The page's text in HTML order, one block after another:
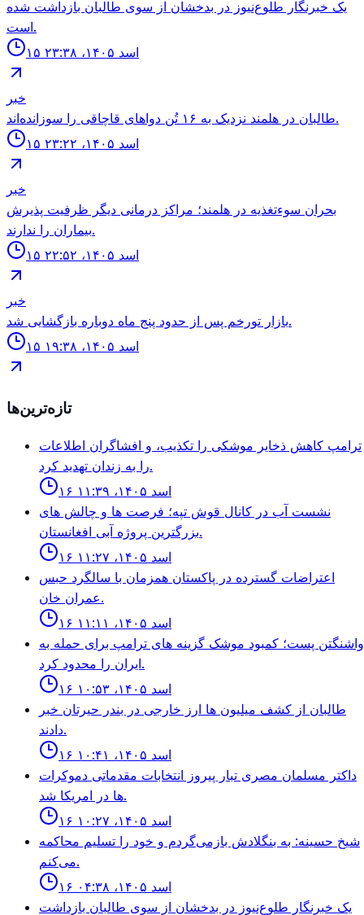
یک خبرنگار طلوع‌نیوز در بدخشان از سوی طالبان بازداشت شده
است.
۱۵ اسد ۱۴۰۵، ۲۳:۳۸
خبر
طالبان در هلمند نزدیک به ۱۶ تُن دواهای قاچاقی را سوزانده‌اند.
۱۵ اسد ۱۴۰۵، ۲۳:۲۲
خبر
بحران سوءتغذیه در هلمند؛ مراکز درمانی دیگر ظرفیت پذیرش
بیماران را ندارند.
۱۵ اسد ۱۴۰۵، ۲۲:۵۲
خبر
بازار تورخم پس از حدود پنج ماه دوباره بازگشایی شد.
۱۵ اسد ۱۴۰۵، ۱۹:۳۸
تازه‌ترین‌ها
ترامپ كاهش ذخاير موشكى را تكذيب، و افشاگران اطلاعات
را به زندان تهديد كرد.
۱۶ اسد ۱۴۰۵، ۱۱:۳۹
نشست آب در كانال قوش تپه؛ فرصت ها و چالش هاى
بزرگترين پروژه آبى افغانستان.
۱۶ اسد ۱۴۰۵، ۱۱:۲۷
اعتراضات گسترده در پاكستان همزمان با سالگرد حبس
عمران خان.
۱۶ اسد ۱۴۰۵، ۱۱:۱۱
واشنگتن پست؛ كمبود موشک گزينه هاى ترامپ براى حمله به
ايران را محدود كرد.
۱۶ اسد ۱۴۰۵، ۱۰:۵۳
طالبان از كشف ميليون ها ارز خارجى در بندر حيرتان خبر
دادند.
۱۶ اسد ۱۴۰۵، ۱۰:۴۱
داكتر مسلمان مصرى تبار پيروز انتخابات مقدماتى دموكرات
ها در امريكا شد.
۱۶ اسد ۱۴۰۵، ۱۰:۲۷
شیخ حسینه: به بنگلادش بازمی‌گردم و خود را تسلیم محاکمه
می‌کنم.
۱۶ اسد ۱۴۰۵، ۰۴:۳۸
یک خبرنگار طلوع‌نیوز در بدخشان از سوی طالبان بازداشت